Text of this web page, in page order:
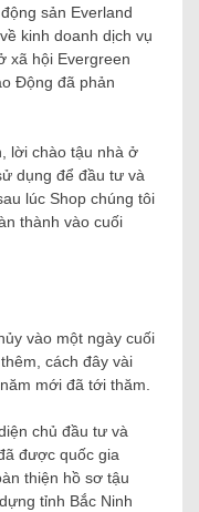
sản Everland
kinh doanh dịch vụ
xã hội Evergreen
Động đã phản
lời chào tậu nhà ở
dụng để đầu tư và
lúc Shop chúng tôi
thành vào cuối
vào một ngày cuối
cách đây vài
mới đã tới thăm.
chủ đầu tư và
được quốc gia
thiện hồ sơ tậu
tỉnh Bắc Ninh